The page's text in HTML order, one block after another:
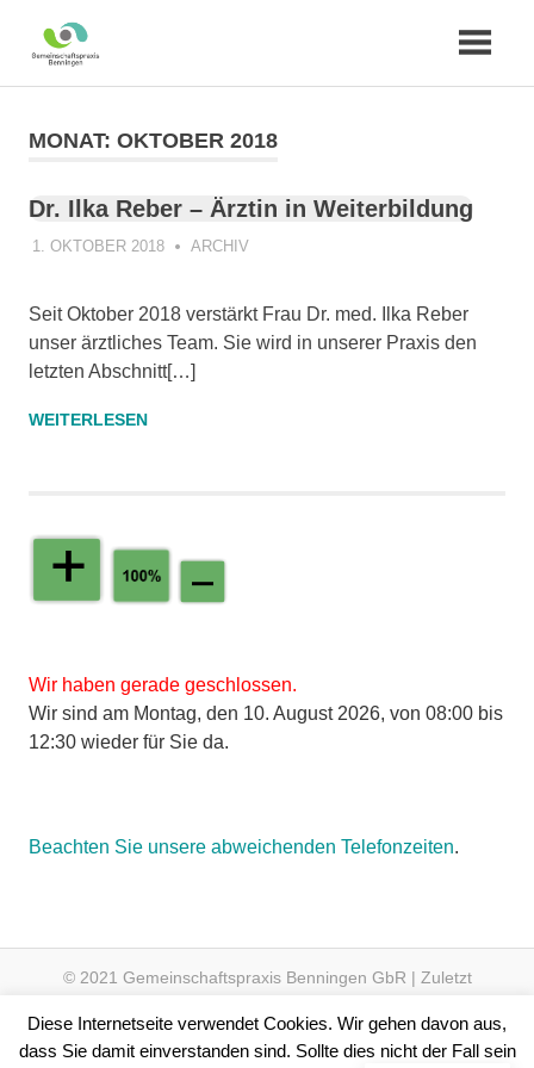
InhaltMONAT: OKTOBER 2018
Dr. Ilka Reber – Ärztin in Weiterbildung
1. OKTOBER 2018 PRAXIS
ARCHIV
Seit Oktober 2018 verstärkt Frau Dr. med. Ilka Reber
unser ärztliches Team. Sie wird in unserer Praxis den
letzten Abschnitt[…]
WEITERLESEN
Wir haben gerade geschlossen.
Wir sind am Montag, den 10. August 2026, von 08:00 bis
12:30 wieder für Sie da.
Beachten Sie unsere abweichenden Telefonzeiten.
© 2021 Gemeinschaftspraxis Benningen GbR | Zuletzt
Seite #1509
|
Sitemap
|
Diese Internetseite verwendet Cookies. Wir gehen davon aus,
dass Sie damit einverstanden sind. Sollte dies nicht der Fall sein